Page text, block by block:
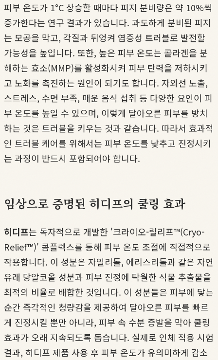
피부 온도가 1°C 상승할 때마다 피지 분비량은 약 10%씩
증가한다는 연구 결과가 있습니다. 과도하게 분비된 피지
는 모공을 막고, 각질과 뒤엉켜 염증성 트러블로 발전할
가능성을 높입니다. 또한, 높은 피부 온도는 콜라겐을 분
해하는 효소(MMP)를 활성화시켜 피부 탄력을 저하시키
고 노화를 촉진하는 원인이 되기도 합니다. 자외선 노출,
스트레스, 수면 부족, 매운 음식 섭취 등 다양한 요인이 피
부 온도를 높일 수 있으며, 이렇게 달아오른 피부를 방치
하는 것은 트러블을 키우는 것과 같습니다. 따라서 효과적
인 트러블 케어를 위해서는 피부 온도를 낮추고 진정시키
는 과정이 반드시 포함되어야 합니다.
임상으로 증명된 히디프의 쿨링 효과
히디프는 독자적으로 개발한 '크라이오-릴리프™(Cryo-
Relief™)' 콤플렉스를 통해 피부 온도 조절에 직접적으로
작용합니다. 이 성분은 자일리톨, 에리스리톨과 같은 자연
유래 당알코올 성분과 피부 진정에 탁월한 식물 추출물을
최적의 비율로 배합한 것입니다. 이 성분들은 피부에 닿는
순간 즉각적인 청량감을 제공하여 달아오른 피부를 빠르
게 진정시킬 뿐만 아니라, 피부 속 수분 증발을 막아 쿨링
효과가 오래 지속되도록 돕습니다. 실제로 인체 적용 시험
결과, 히디프 제품 사용 후 피부 온도가 유의미하게 감소